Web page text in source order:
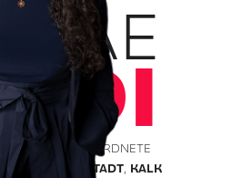
INNENSTADT, KALK